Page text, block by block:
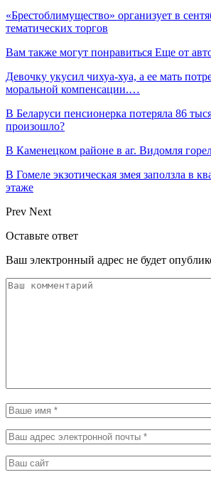
«Брестоблимущество» организует в
тематических торгов
Вам также могут понравиться Еще от
Девочку укусил чихуа-хуа, а ее мать
моральной компенсации.…
В Беларуси пенсионерка потеряла 86
произошло?
В Каменецком районе в аг. Видомля
В Гомеле экзотическая змея заползла в
этаже
Prev Next
Оставьте ответ
Ваш электронный адрес не будет